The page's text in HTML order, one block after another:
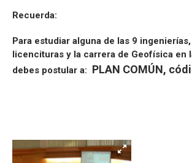
Recuerda:
Para estudiar alguna de las 9
licencituras y la carrera de Geofísica en
debes postular a: PLAN COMÚN,